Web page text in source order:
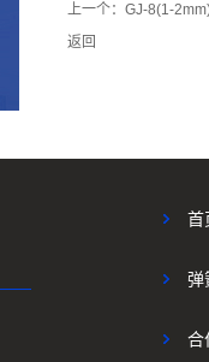
上一个： GJ-8(1-
返回
首
弹
合